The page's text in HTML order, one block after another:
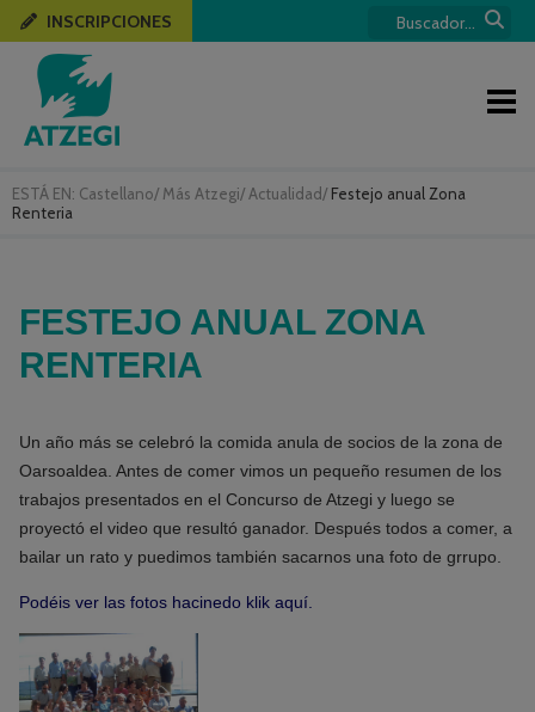
ESTÁ EN: Castellano/ Más Atzegi/ Actualidad/ Festejo anual Zona
Renteria
INSCRIPCIONES
FESTEJO ANUAL ZONA
RENTERIA
Un año más se celebró la comida anula de socios de la zona de
Oarsoaldea. Antes de comer vimos un pequeño resumen de los
trabajos presentados en el Concurso de Atzegi y luego se
proyectó el video que resultó ganador. Después todos a comer, a
bailar un rato y puedimos también sacarnos una foto de grrupo.
Podéis ver las fotos hacinedo klik aquí.